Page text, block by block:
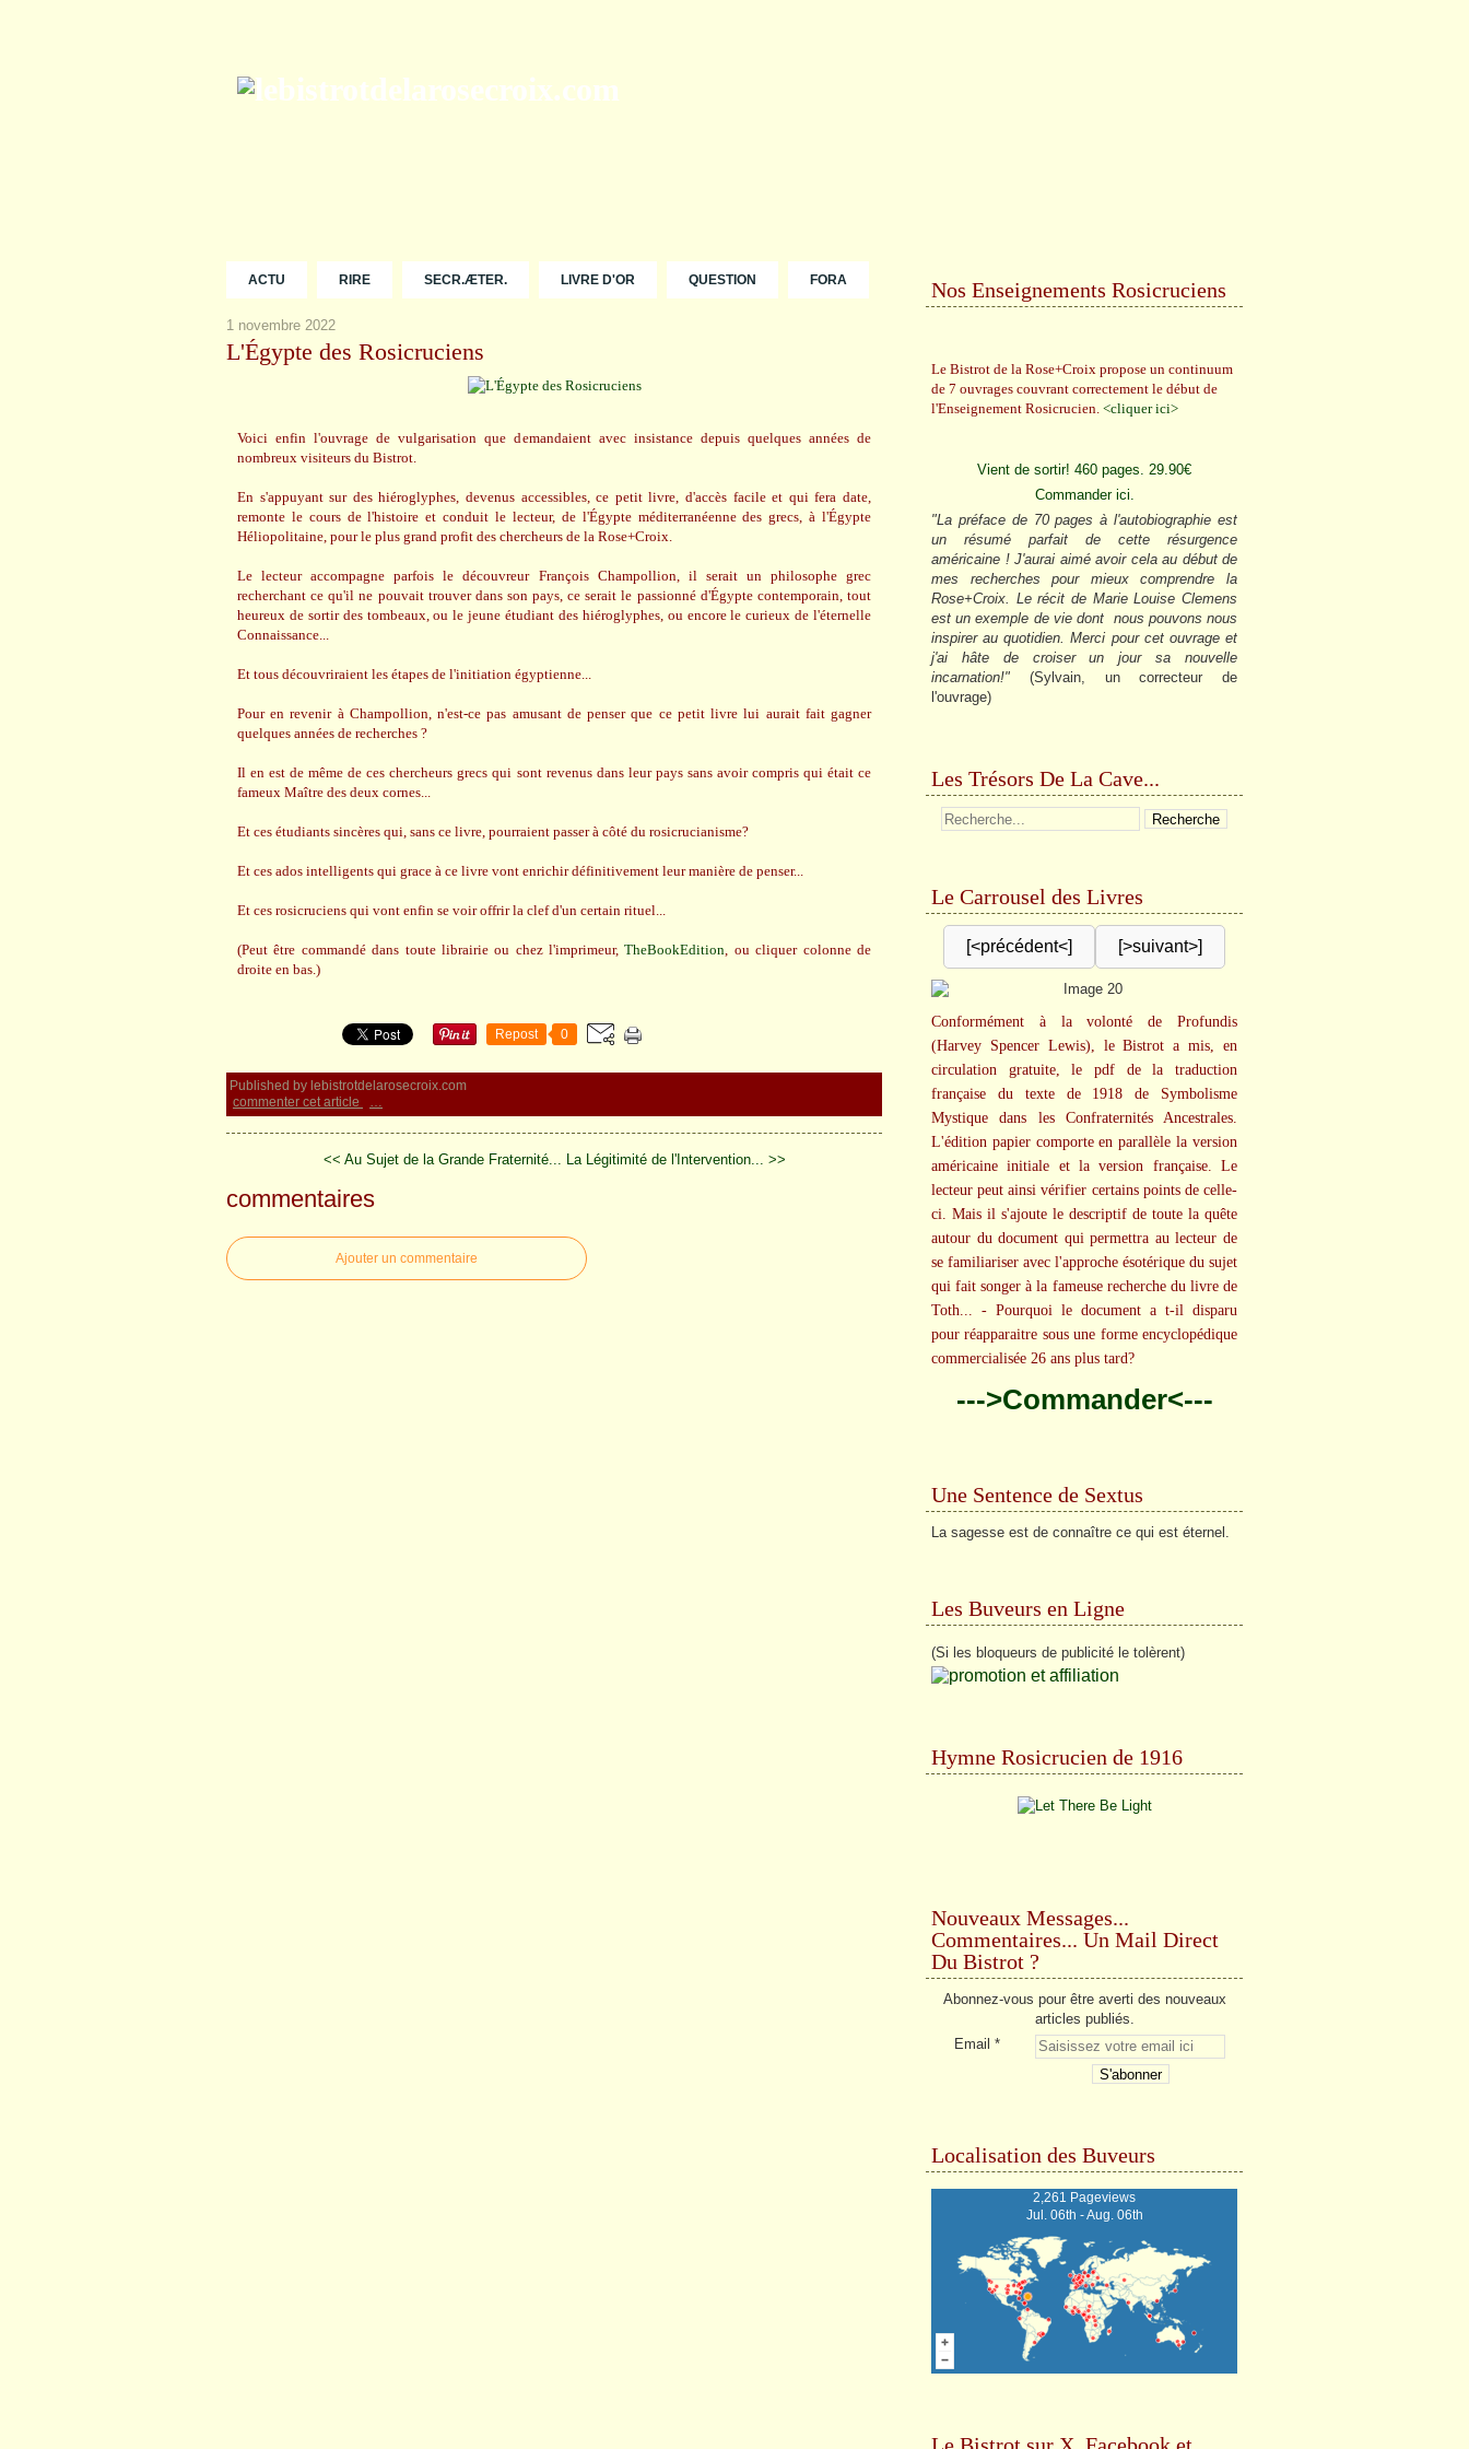
ACTU RIRE SECR.ÆTER. LIVRE D'OR QUESTION FORA
1 novembre 2022
L'Égypte des Rosicruciens
Voici enfin l'ouvrage de vulgarisation que demandaient avec insistance depuis quelques années de
nombreux visiteurs du Bistrot.
En s'appuyant sur des hiéroglyphes, devenus accessibles, ce petit livre, d'accès facile et qui fera date,
remonte le cours de l'histoire et conduit le lecteur, de l'Égypte méditerranéenne des grecs, à l'Égypte
Héliopolitaine, pour le plus grand profit des chercheurs de la Rose+Croix.
Le lecteur accompagne parfois le découvreur François Champollion, il serait un philosophe grec
recherchant ce qu'il ne pouvait trouver dans son pays, ce serait le passionné d'Égypte contemporain, tout
heureux de sortir des tombeaux, ou le jeune étudiant des hiéroglyphes, ou encore le curieux de l'éternelle
Connaissance...
Et tous découvriraient les étapes de l'initiation égyptienne...
Pour en revenir à Champollion, n'est-ce pas amusant de penser que ce petit livre lui aurait fait gagner
quelques années de recherches ?
Il en est de même de ces chercheurs grecs qui sont revenus dans leur pays sans avoir compris qui était ce
fameux Maître des deux cornes...
Et ces étudiants sincères qui, sans ce livre, pourraient passer à côté du rosicrucianisme?
Et ces ados intelligents qui grace à ce livre vont enrichir définitivement leur manière de penser...
Et ces rosicruciens qui vont enfin se voir offrir la clef d'un certain rituel...
(Peut être commandé dans toute librairie ou chez l'imprimeur,TheBookEdition, ou cliquer colonne de
droite en bas.)
Repost 0
Published by lebistrotdelarosecroix.com
commenter cet article
…
<< Au Sujet de la Grande Fraternité... La Légitimité de l'Intervention... >>
commentaires
Ajouter un commentaire
Nos Enseignements Rosicruciens
Le Bistrot de la Rose+Croix propose un continuum
de 7 ouvrages couvrant correctement le début de
l'Enseignement Rosicrucien. <cliquer ici>
Vient de sortir! 460 pages. 29.90€
Commander ici.
"La préface de 70 pages à l'autobiographie est
un résumé parfait de cette résurgence
américaine ! J'aurai aimé avoir cela au début de
mes recherches pour mieux comprendre la
Rose+Croix. Le récit de Marie Louise Clemens
est un exemple de vie dont nous pouvons nous
inspirer au quotidien. Merci pour cet ouvrage et
j'ai hâte de croiser un jour sa nouvelle
incarnation!" (Sylvain, un correcteur de
l'ouvrage)
Les Trésors De La Cave...
Le Carrousel des Livres
[<précédent<] [>suivant>]
Conformément à la volonté de Profundis
(Harvey Spencer Lewis), le Bistrot a mis, en
circulation gratuite, le pdf de la traduction
française du texte de 1918 de Symbolisme
Mystique dans les Confraternités Ancestrales.
L'édition papier comporte en parallèle la version
américaine initiale et la version française. Le
lecteur peut ainsi vérifier certains points de celle-
ci. Mais il s'ajoute le descriptif de toute la quête
autour du document qui permettra au lecteur de
se familiariser avec l'approche ésotérique du sujet
qui fait songer à la fameuse recherche du livre de
Toth... - Pourquoi le document a t-il disparu
pour réapparaitre sous une forme encyclopédique
commercialisée 26 ans plus tard?
--->Commander<---
Une Sentence de Sextus
La sagesse est de connaître ce qui est éternel.
Les Buveurs en Ligne
(Si les bloqueurs de publicité le tolèrent)
Hymne Rosicrucien de 1916
Nouveaux Messages...
Commentaires... Un Mail Direct
Du Bistrot ?
Abonnez-vous pour être averti des nouveaux
articles publiés.
Email
Localisation des Buveurs
2,261 Pageviews
Jul. 06th - Aug. 06th